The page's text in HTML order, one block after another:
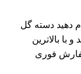
دهید دسته گل
بالاترین
فوری